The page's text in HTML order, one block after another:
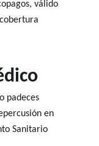
válido
padeces
en
Sanitario